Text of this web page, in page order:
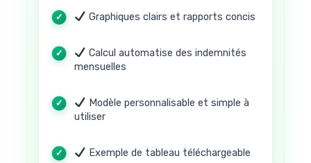
Graphiques clairs et rapports concis
Calcul automatise des indemnités
mensuelles
Modèle personnalisable et simple à
utiliser
Exemple de tableau téléchargeable